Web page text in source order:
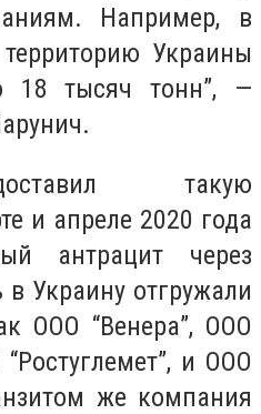
Например, в
Украины
18 тысяч тонн”, —
такую
и апреле 2020 года
антрацит через
в Украину отгружали
ООО “Венера”, ООО
и ООО
же компания